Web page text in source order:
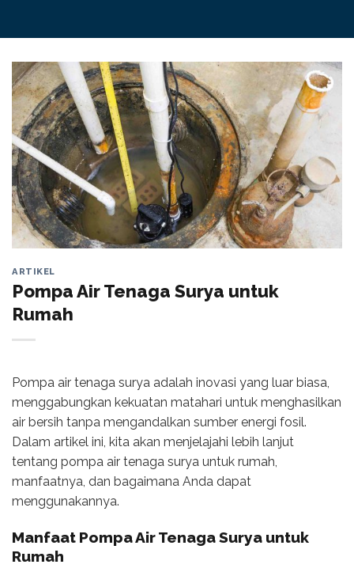
ARTIKEL
Pompa Air Tenaga Surya untuk
Rumah
Pompa air tenaga surya adalah inovasi yang luar biasa,
menggabungkan kekuatan matahari untuk menghasilkan
air bersih tanpa mengandalkan sumber energi fosil.
Dalam artikel ini, kita akan menjelajahi lebih lanjut
tentang pompa air tenaga surya untuk rumah,
manfaatnya, dan bagaimana Anda dapat
menggunakannya.
Manfaat Pompa Air Tenaga Surya untuk
Rumah